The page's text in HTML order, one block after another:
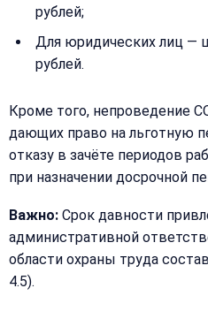
рублей;
Для юридических лиц —
рублей.
Кроме того, непроведение
дающих право на льготную
отказу в зачёте периодов
при назначении досрочной
Важно: Срок давности
административной
области охраны труда
4.5).